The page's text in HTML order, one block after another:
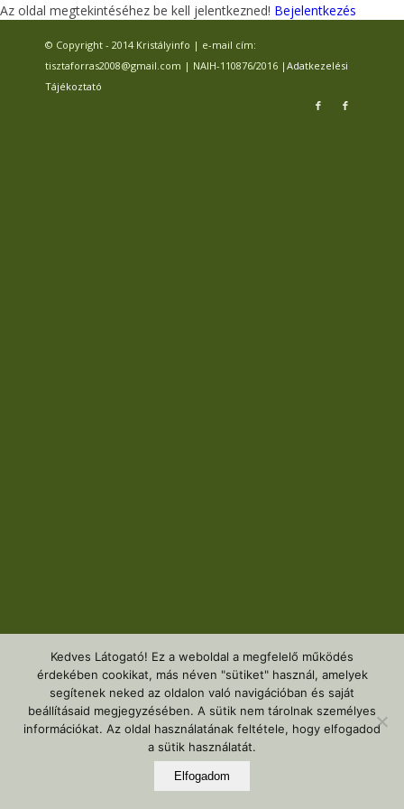
Az oldal megtekintéséhez be kell jelentkezned! Bejelentkezés
© Copyright - 2014 Kristályinfo | e-mail cím:
tisztaforras2008@gmail.com | NAIH-110876/2016 | Adatkezelési
Tájékoztató
Kedves Látogató! Ez a weboldal a megfelelő működés
érdekében cookikat, más néven "sütiket" használ, amelyek
segítenek neked az oldalon való navigációban és saját
beállításaid megjegyzésében. A sütik nem tárolnak személyes
információkat. Az oldal használatának feltétele, hogy elfogadod
a sütik használatát.
Elfogadom